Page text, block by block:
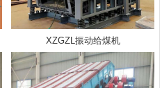
XZGZL振动给煤机